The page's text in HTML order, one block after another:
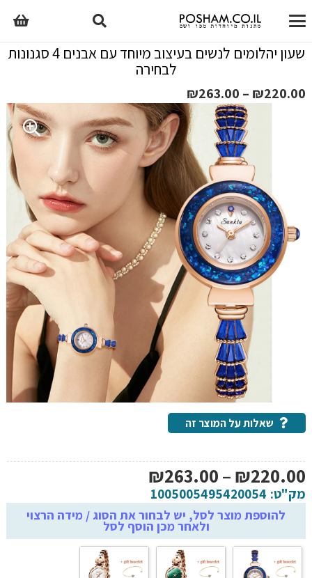
שעון יהלומים לנשים בעיצוב מיוחד עם אבנים 4 סגנונות
לבחירה
₪220.00
–
₪263.00
מחירים:
עד
שאלות על המוצר זה
₪220.00
–
₪263.00
עד
מק"ט: 1005005495420054
להוספת מוצר לסל, יש לבחור את הסוג / מידה הרצוי
ולאחר מכן הוסף לסל